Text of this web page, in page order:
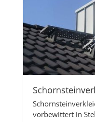
vorbewittert in